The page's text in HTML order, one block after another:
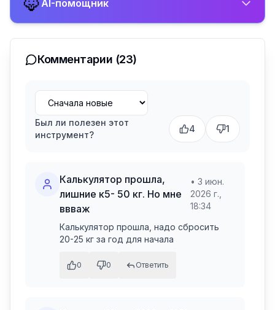
AI-помощник
Комментарии (23)
Был ли полезен этот
инструмент?
4 1
Калькулятор прошла,
лишние к5- 50 кг. Но мне
ввваж
• 3 июн.
2026 г.,
18:34
Калькулятор прошла, надо сбросить
20-25 кг за год для начала
0 0 Ответить